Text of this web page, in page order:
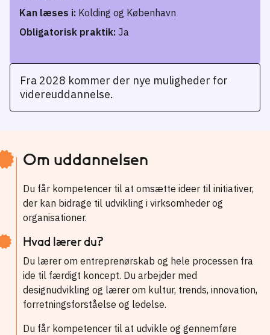
Kan læses i: Kolding og København
Obligatorisk praktik: Ja
Fra 2028 kommer der nye muligheder for
videreuddannelse.
Om uddannelsen
Du får kompetencer til at omsætte ideer til initiativer,
der kan bidrage til udvikling i virksomheder og
organisationer.
Hvad lærer du?
Du lærer om entreprenørskab og hele processen fra
ide til færdigt koncept. Du arbejder med
designudvikling og lærer om kultur, trends, innovation,
forretningsforståelse og ledelse.
Du får kompetencer til at udvikle og gennemføre